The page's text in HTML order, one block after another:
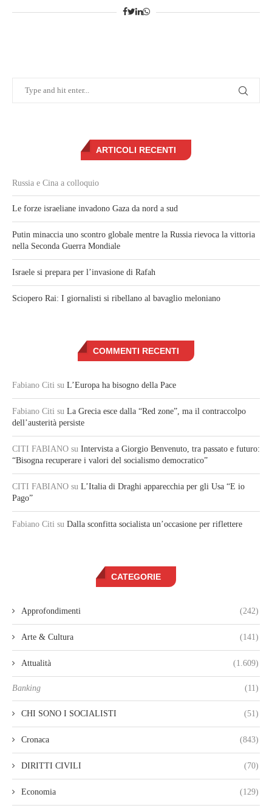
ARTICOLI RECENTI
Russia e Cina a colloquio
Le forze israeliane invadono Gaza da nord a sud
Putin minaccia uno scontro globale mentre la Russia rievoca la vittoria
nella Seconda Guerra Mondiale
Israele si prepara per l’invasione di Rafah
Sciopero Rai: I giornalisti si ribellano al bavaglio meloniano
COMMENTI RECENTI
Fabiano Citi su L’Europa ha bisogno della Pace
Fabiano Citi su La Grecia esce dalla “Red zone”, ma il contraccolpo
dell’austerità persiste
CITI FABIANO su Intervista a Giorgio Benvenuto, tra passato e futuro:
“Bisogna recuperare i valori del socialismo democratico”
CITI FABIANO su L’Italia di Draghi apparecchia per gli Usa “E io
Pago”
Fabiano Citi su Dalla sconfitta socialista un’occasione per riflettere
CATEGORIE
Approfondimenti (242)
Arte & Cultura (141)
Attualità (1.609)
Banking (11)
CHI SONO I SOCIALISTI (51)
Cronaca (843)
DIRITTI CIVILI (70)
Economia (129)